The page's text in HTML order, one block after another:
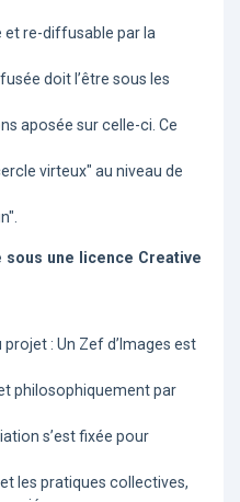
et re-diffusable par la
doit l’être sous les
aposée sur celle-ci. Ce
virteux" au niveau de
une licence Creative
: Un Zef d’Images est
philosophiquement par
s’est fixée pour
les pratiques collectives,